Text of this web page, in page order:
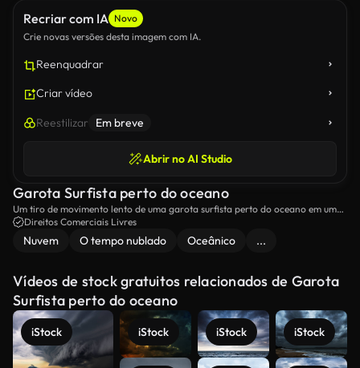
Recriar com IA Novo
Crie novas versões desta imagem com IA.
Reenquadrar
Criar vídeo
Reestilizar Em breve
Abrir no AI Studio
Garota Surfista perto do oceano
Um tiro de movimento lento de uma garota surfista perto do oceano em um
dia nublado.
Direitos Comerciais Livres
Nuvem O tempo nublado Oceânico ...
Vídeos de stock gratuitos relacionados de Garota
Surfista perto do oceano
iStock iStock iStock iStock